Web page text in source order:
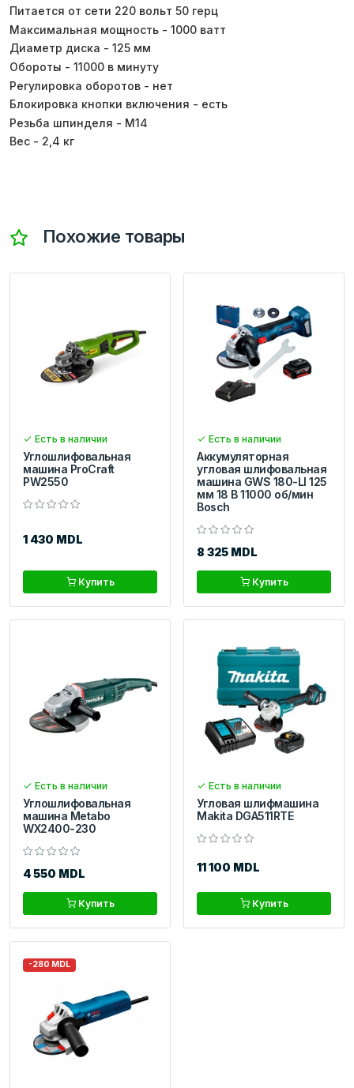
Питается от сети 220 вольт 50 герц
Максимальная мощность - 1000 ватт
Диаметр диска - 125 мм
Обороты - 11000 в минуту
Регулировка оборотов - нет
Блокировка кнопки включения - есть
Резьба шпинделя - М14
Вес - 2,4 кг
Похожие товары
Есть в наличии
Углошлифовальная
машина ProCraft
PW2550
1 430 MDL
Купить
Есть в наличии
Аккумуляторная
угловая шлифовальная
машина GWS 180-LI 125
мм 18 В 11000 об/мин
Bosch
8 325 MDL
Купить
Есть в наличии
Углошлифовальная
машина Metabo
WX2400-230
4 550 MDL
Купить
Есть в наличии
Угловая шлифмашина
Makita DGA511RTE
11 100 MDL
Купить
-280 MDL